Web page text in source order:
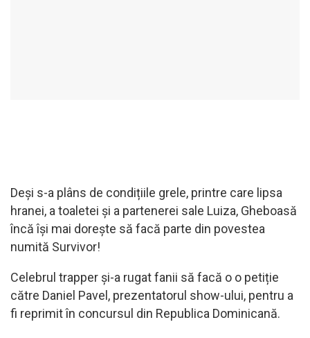
Deși s-a plâns de condițiile grele, printre care lipsa
hranei, a toaletei și a partenerei sale Luiza, Gheboasă
încă își mai dorește să facă parte din povestea
numită Survivor!
Celebrul trapper și-a rugat fanii să facă o o petiție
către Daniel Pavel, prezentatorul show-ului, pentru a
fi reprimit în concursul din Republica Dominicană.